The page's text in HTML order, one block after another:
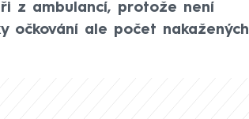
z ambulancí, protože není
očkování ale počet nakažených